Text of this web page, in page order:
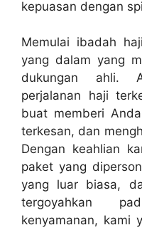
kepuasan dengan
Memulai ibadah
yang dalam yang
dukungan ahli.
perjalanan haji
buat memberi
terkesan, dan
Dengan keahlian
paket yang
yang luar biasa,
tergoyahkan
kenyamanan, kami